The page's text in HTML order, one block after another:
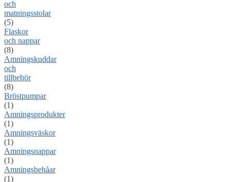
och
matningsstolar
(5)
Flaskor
och nappar
(8)
Amningskuddar
och
tillbehör
(8)
Bröstpumpar
(1)
Amningsprodukter
(1)
Amningsväskor
(1)
Amningsnappar
(1)
Amningsbehåar
(1)